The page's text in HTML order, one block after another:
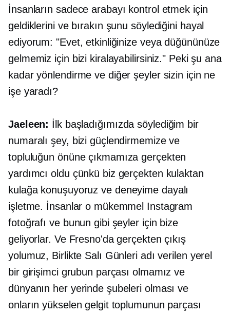
İnsanların sadece arabayı kontrol etmek için
geldiklerini ve bırakın şunu söylediğini hayal
ediyorum: "Evet, etkinliğinize veya düğününüze
gelmemiz için bizi kiralayabilirsiniz." Peki şu ana
kadar yönlendirme ve diğer şeyler sizin için ne
işe yaradı?
Jaeleen: İlk başladığımızda söylediğim bir
numaralı şey, bizi güçlendirmemize ve
topluluğun önüne çıkmamıza gerçekten
yardımcı oldu çünkü biz gerçekten kulaktan
kulağa konuşuyoruz ve deneyime dayalı
işletme. İnsanlar o mükemmel Instagram
fotoğrafı ve bunun gibi şeyler için bize
geliyorlar. Ve Fresno'da gerçekten çıkış
yolumuz, Birlikte Salı Günleri adı verilen yerel
bir girişimci grubun parçası olmamız ve
dünyanın her yerinde şubeleri olması ve
onların yükselen gelgit toplumunun parçası